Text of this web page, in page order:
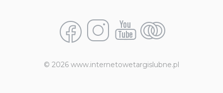
© 2026 www.internetowetargislubne.pl